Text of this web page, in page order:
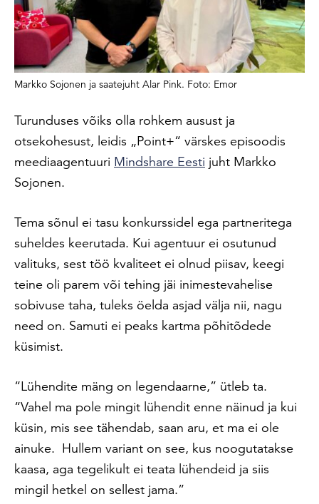
Markko Sojonen ja saatejuht Alar Pink. Foto: Emor
Turunduses võiks olla rohkem ausust ja
otsekohesust, leidis „Point+“ värskes episoodis
meediaagentuuri Mindshare Eesti juht Markko
Sojonen.
Tema sõnul ei tasu konkurssidel ega partneritega
suheldes keerutada. Kui agentuur ei osutunud
valituks, sest töö kvaliteet ei olnud piisav, keegi
teine oli parem või tehing jäi inimestevahelise
sobivuse taha, tuleks öelda asjad välja nii, nagu
need on. Samuti ei peaks kartma põhitõdede
küsimist.
“Lühendite mäng on legendaarne,” ütleb ta.
“Vahel ma pole mingit lühendit enne näinud ja kui
küsin, mis see tähendab, saan aru, et ma ei ole
ainuke. Hullem variant on see, kus noogutatakse
kaasa, aga tegelikult ei teata lühendeid ja siis
mingil hetkel on sellest jama.”